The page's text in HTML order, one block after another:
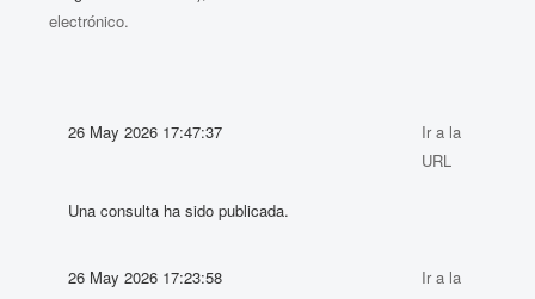
electrónico.
26 May 2026 17:47:37
Ir a la
URL
Una consulta ha sido publicada.
26 May 2026 17:23:58
Ir a la